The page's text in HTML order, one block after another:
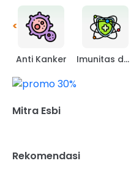
Anti Kanker Imunitas dan lainnya
<
Mitra Esbi
Rekomendasi
5%